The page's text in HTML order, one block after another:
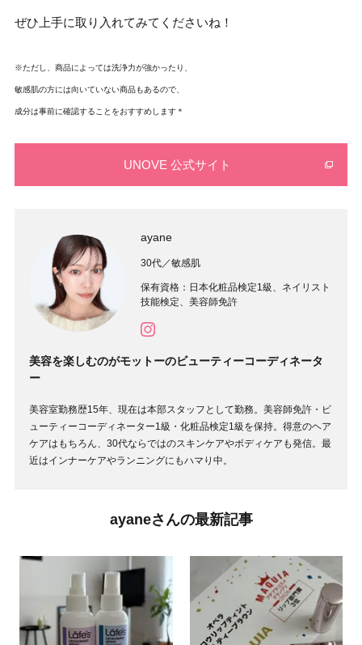
ぜひ上手に取り入れてみてくださいね！
※ただし、商品によっては洗浄力が強かったり、
敏感肌の方には向いていない商品もあるので、
成分は事前に確認することをおすすめします＊
UNOVE 公式サイト
ayane
30代／敏感肌
保有資格：日本化粧品検定1級、ネイリスト
技能検定、美容師免許
美容を楽しむのがモットーのビューティーコーディネータ
ー
美容室勤務歴15年、現在は本部スタッフとして勤務。美容師免許・ビ
ューティーコーディネーター1級・化粧品検定1級を保持。得意のヘア
ケアはもちろん、30代ならではのスキンケアやボディケアも発信。最
近はインナーケアやランニングにもハマり中。
ayaneさんの最新記事